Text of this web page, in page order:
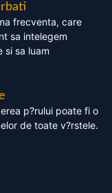
frecventa, care
sa intelegem
si sa luam
p?rului poate fi o
de toate v?rstele.